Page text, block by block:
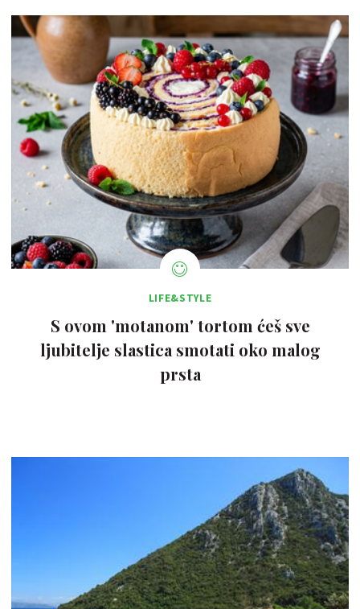
LIFE&STYLE
S ovom 'motanom' tortom ćeš sve
ljubitelje slastica smotati oko malog
prsta